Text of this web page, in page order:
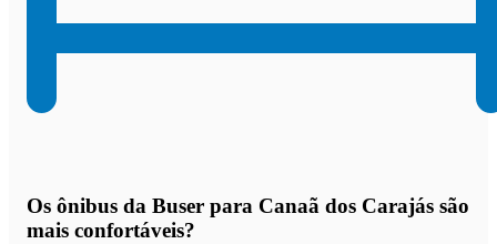
Os ônibus da Buser para Canaã dos Carajás são
mais confortáveis?